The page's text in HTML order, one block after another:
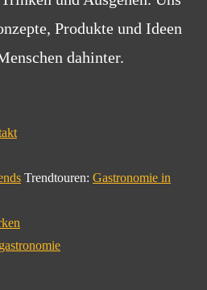
Produkte und Ideen
dahinter.
Trendtouren: Gastronomie in